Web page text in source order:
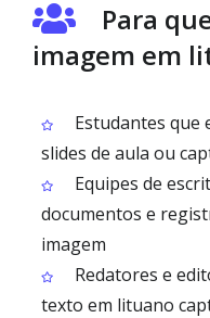
Para
imagem em
Estudantes que
slides de aula ou
Equipes de
documentos e
imagem
Redatores e
texto em lituano